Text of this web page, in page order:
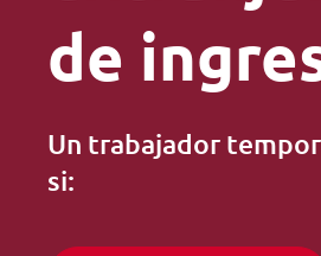
de
Un trabajador
si: